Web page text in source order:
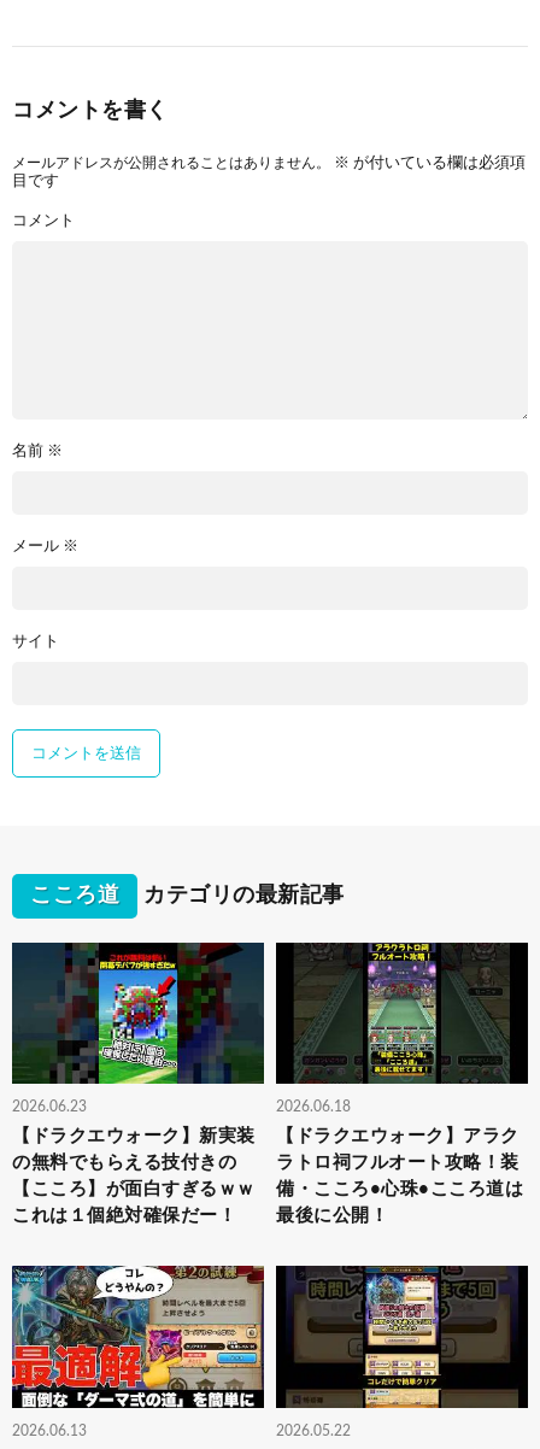
コメントを書く
メールアドレスが公開されることはありません。 ※ が付いている欄は必須項
目です
コメント
名前 ※
メール ※
サイト
こころ道 カテゴリの最新記事
2026.06.23
【ドラクエウォーク】新実装
の無料でもらえる技付きの
【こころ】が面白すぎるｗｗ
これは１個絶対確保だー！
2026.06.18
【ドラクエウォーク】アラク
ラトロ祠フルオート攻略！装
備・こころ•心珠•こころ道は
最後に公開！
2026.06.13 2026.05.22